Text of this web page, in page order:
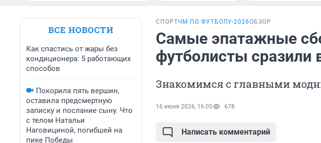
ВСЕ НОВОСТИ
Как спастись от жары без
кондиционера: 5 работающих
способов
Покорила пять вершин,
оставила предсмертную
записку и послание сыну. Что
с телом Натальи
Наговициной, погибшей на
пике Победы
СПОРТЧМ ПО ФУТБОЛУ-2026ОБЗОР
Самые эпатажные
футболисты сразили
Знакомимся с главными
16 июня 2026, 16:05 678
Написать комментарий